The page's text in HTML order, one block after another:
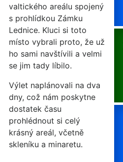
valtického areálu spojený
s prohlídkou Zámku
Lednice. Kluci si toto
místo vybrali proto, že už
ho sami navštívili a velmi
se jim tady líbilo.
Výlet naplánovali na dva
dny, což nám poskytne
dostatek času
prohlédnout si celý
krásný areál, včetně
skleníku a minaretu.